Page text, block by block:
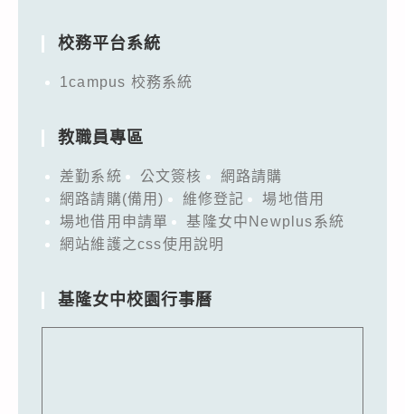
校務平台系統
1campus 校務系統
教職員專區
差勤系統 公文簽核
網路請購
網路請購(備用)
維修登記
場地借用
場地借用申請單
基隆女中Newplus系統
網站維護之css使用說明
基隆女中校園行事曆